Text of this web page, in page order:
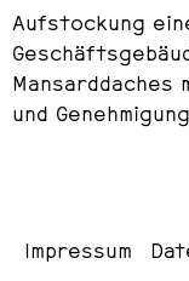
Aufstockung
Mansarddaches
und
Impressum